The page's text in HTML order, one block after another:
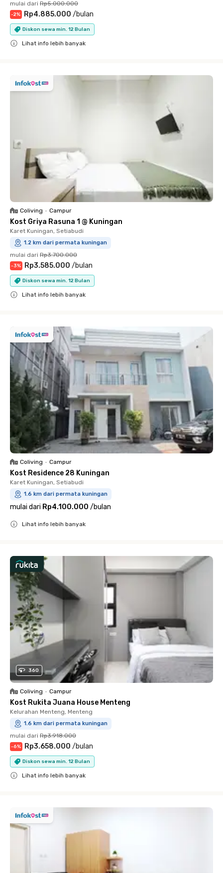
mulai dari Rp5.000.000
-2% Rp4.885.000 /bulan
Diskon sewa min. 12 Bulan
Lihat info lebih banyak
Coliving • Campur
Kost Griya Rasuna 1 @ Kuningan
Karet Kuningan, Setiabudi
1.2 km dari permata kuningan
mulai dari Rp3.700.000
-3% Rp3.585.000 /bulan
Diskon sewa min. 12 Bulan
Lihat info lebih banyak
Coliving • Campur
Kost Residence 28 Kuningan
Karet Kuningan, Setiabudi
1.6 km dari permata kuningan
mulai dari Rp4.100.000 /bulan
Lihat info lebih banyak
360
Coliving • Campur
Kost Rukita Juana House Menteng
Kelurahan Menteng, Menteng
1.6 km dari permata kuningan
mulai dari Rp3.918.000
-6% Rp3.658.000 /bulan
Diskon sewa min. 12 Bulan
Lihat info lebih banyak